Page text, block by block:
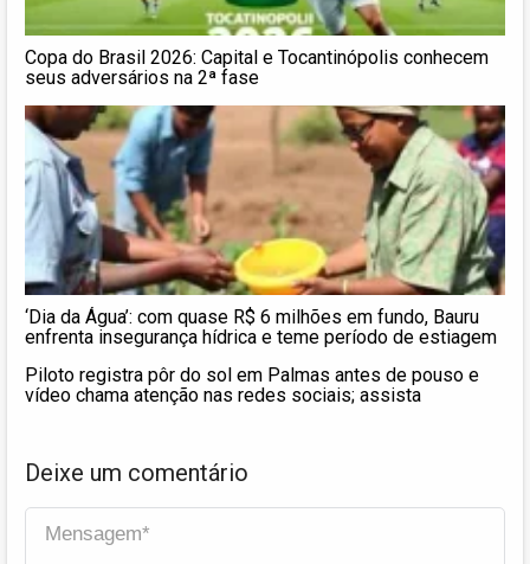
Copa do Brasil 2026: Capital e Tocantinópolis conhecem
seus adversários na 2ª fase
‘Dia da Água’: com quase R$ 6 milhões em fundo, Bauru
enfrenta insegurança hídrica e teme período de estiagem
Piloto registra pôr do sol em Palmas antes de pouso e
vídeo chama atenção nas redes sociais; assista
Deixe um comentário